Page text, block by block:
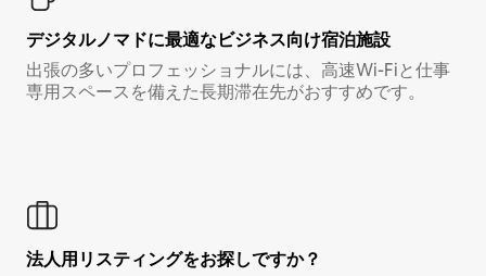
デジタルノマド⁠に最⁠適⁠なビ⁠ジ⁠ネ⁠ス⁠向⁠け宿⁠泊⁠施⁠設
出張の多いプロフェッショナルには、高速Wi-Fiと仕事
専用スペースを備えた長期滞在先がおすすめです。
法人用リスティングをお探しですか？